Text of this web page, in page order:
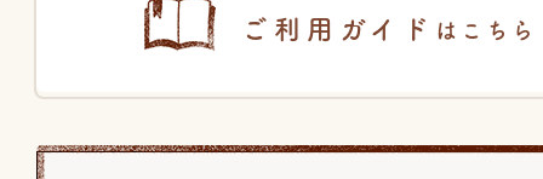
ご利用ガイド はこちら